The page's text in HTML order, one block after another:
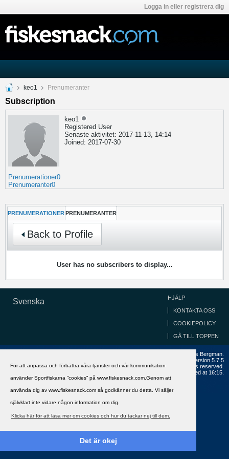
För att anpassa och förbättra våra tjänster och vår kommunikation
använder Sportfiskarna ”cookies” på www.fiskesnack.com.Genom att
använda dig av www.fiskesnack.com så godkänner du detta. Vi säljer
självklart inte vidare någon information om dig.
Klicka här för att läsa mer om cookies och hur du tackar nej till dem.
Det är okej
Logga in eller registrera dig
keo1 Prenumeranter
Subscription
keo1
Registered User
Senaste aktivitet: 2017-11-13, 14:14
Joined: 2017-07-30
Prenumerationer0
Prenumeranter0
PRENUMERATIONER PRENUMERANTER
Back to Profile
User has no subscribers to display...
Svenska HJÄLP
KONTAKTA OSS
COOKIEPOLICY
GÅ TILL TOPPEN
Copyright ©2002 - 2021, FiskeSnack.com. Grundad 2002 av Anders Bergman.
Version 5.7.5
Copyright © 2026 MH Sub I, LLC dba vBulletin. All rights reserved.
All times are GMT+1. This page was generated at 16:15.